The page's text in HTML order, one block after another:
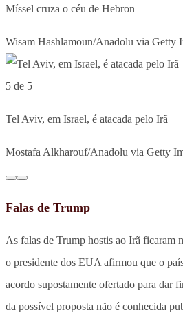
Míssel cruza o céu de Hebron
Wisam Hashlamoun/Anadolu via Getty
5 de 5
Tel Aviv, em Israel, é atacada pelo Irã
Mostafa Alkharouf/Anadolu via Getty
Falas de Trump
As falas de Trump hostis ao Irã ficaram
o presidente dos EUA afirmou que o
acordo supostamente ofertado para dar
da possível proposta não é conhecida